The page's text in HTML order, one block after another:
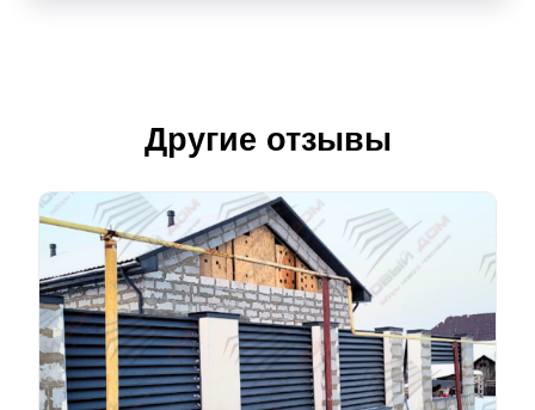
Другие отзывы